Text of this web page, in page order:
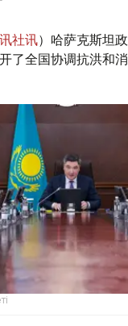
社讯）哈萨克斯坦
了全国协调抗洪和